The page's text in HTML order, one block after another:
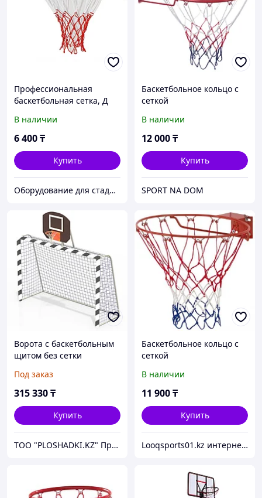
Профессиональная
баскетбольная сетка, Д
шнурованная
В наличии
6 400₸
Купить
Оборудование для стадионов и спортивных объектов
Баскетбольное кольцо с
сеткой
В наличии
12 000₸
Купить
SPORT NA DOM
Ворота с баскетбольным
щитом без сетки
Под заказ
315 330₸
Купить
ТОО "PLOSHADKI.KZ" Производство малых архитектурных форм
Баскетбольное кольцо с
сеткой
В наличии
11 900₸
Купить
Looqsports01.kz интернет-магазин спортивных товаров